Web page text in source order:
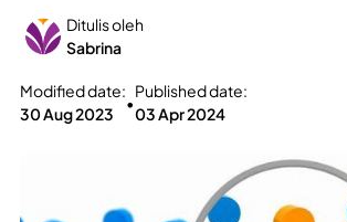
Ditulis oleh
Sabrina
Modified date:
30 Aug 2023
•
Published date:
03 Apr 2024